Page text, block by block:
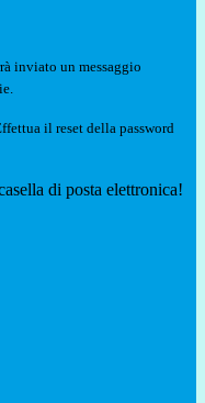
inviato un messaggio
il reset della password
di posta elettronica!